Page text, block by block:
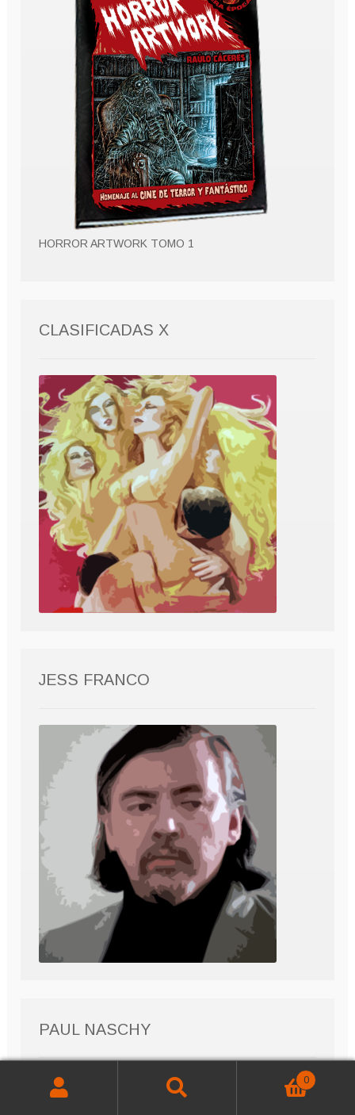
HORROR ARTWORK TOMO 1
CLASIFICADAS X
JESS FRANCO
PAUL NASCHY
Buscar
0